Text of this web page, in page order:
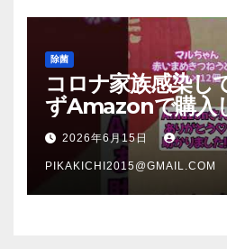
除菌
コロナ家族感染し
ずAmazonで購入
介 #Shorts
2026年6月15日
PIKAKICHI2015@GMAIL.COM